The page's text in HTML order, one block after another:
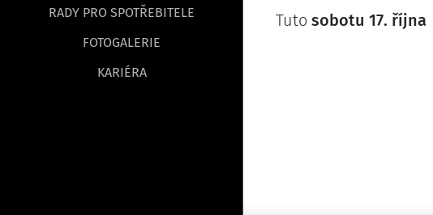
RADY PRO SPOTŘEBITELE
FOTOGALERIE
KARIÉRA
Tuto sobotu 17. října